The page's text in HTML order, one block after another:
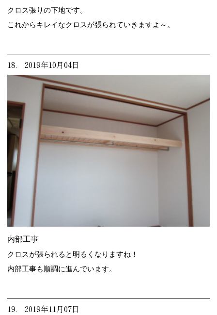
クロス張りの下地です。
これからキレイなクロスが張られていきますよ～。
18. 2019年10月04日
内部工事
クロスが張られると明るくなりますね！
内部工事も順調に進んでいます。
19. 2019年11月07日